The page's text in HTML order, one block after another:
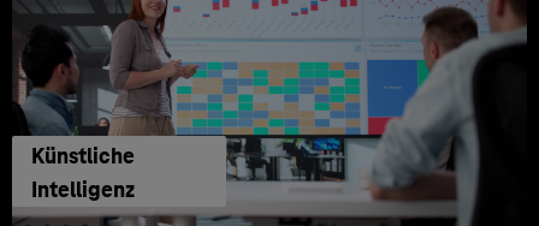
Künstliche
Intelligenz